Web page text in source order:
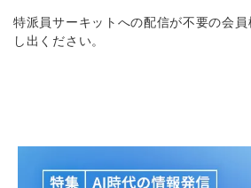
特派員サーキットへの配信が不要の会
し出ください。